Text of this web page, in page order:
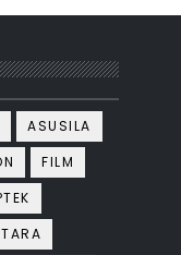
ASUSILA
FILM